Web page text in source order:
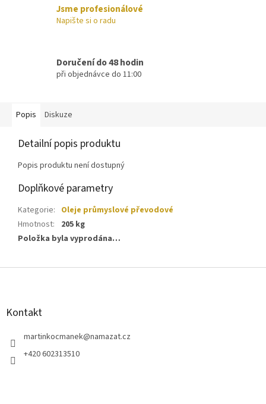
Jsme profesionálové
Napište si o radu
Doručení do 48 hodin
při objednávce do 11:00
Popis Diskuze
Detailní popis produktu
Popis produktu není dostupný
Doplňkové parametry
Kategorie: Oleje průmyslové převodové
Hmotnost:
205 kg
Položka byla vyprodána…
Z
Kontakt
martinkocmanek@namazat.cz
+420 602313510